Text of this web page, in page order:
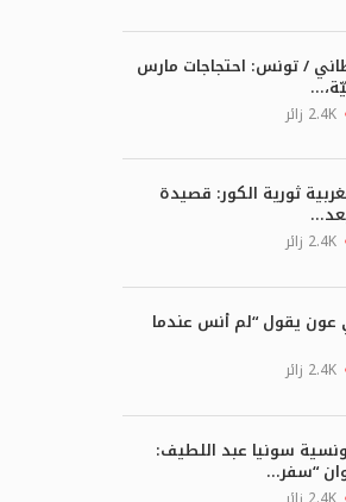
/ تونس: احتجاجات مارس
2.4K زائر
ثورية الكور: قصيدة
2.4K زائر
يقول “لم أنس عندما
2.4K زائر
سونيا عبد اللطيف:
“سفر...